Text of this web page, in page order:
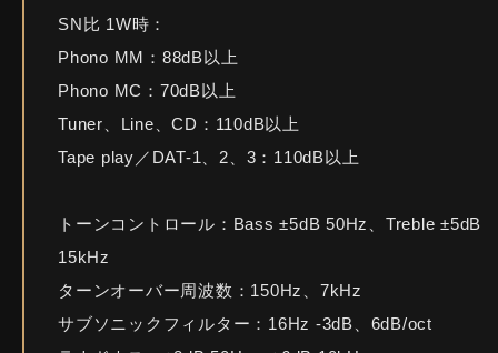
SN比 1W時：
Phono MM：88dB以上
Phono MC：70dB以上
Tuner、Line、CD：110dB以上
Tape play／DAT-1、2、3：110dB以上
トーンコントロール：Bass ±5dB 50Hz、Treble ±5dB
15kHz
ターンオーバー周波数：150Hz、7kHz
サブソニックフィルター：16Hz -3dB、6dB/oct